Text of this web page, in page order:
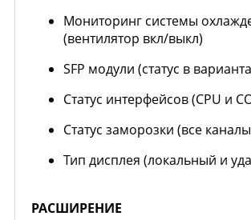
Мониторинг системы
(вентилятор вкл/выкл)
SFP модули (статус в
Статус интерфейсов (CPU и
Статус заморозки (все
Тип дисплея (локальный и
РАСШИРЕНИЕ